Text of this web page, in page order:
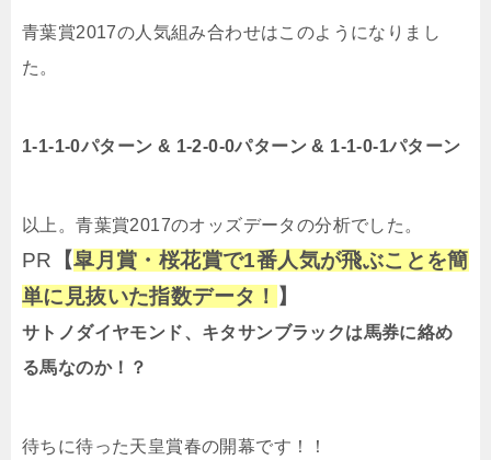
青葉賞2017の人気組み合わせはこのようになりまし
た。
1-1-1-0パターン & 1-2-0-0パターン & 1-1-0-1パターン
以上。青葉賞2017のオッズデータの分析でした。
PR 【皐月賞・桜花賞で1番人気が飛ぶことを簡
単に見抜いた指数データ！ 】
サトノダイヤモンド、キタサンブラックは馬券に絡め
る馬なのか！？
待ちに待った天皇賞春の開幕です！！